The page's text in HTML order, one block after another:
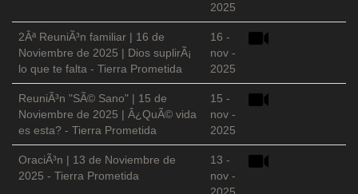
2025
2Âª ReuniÃ³n familiar | 16 de
Noviembre de 2025 | Dios suplirÃ¡
lo que te falta - Tierra Prometida
16 -
nov -
2025
ReuniÃ³n "SÃ© Sano" | 15 de
Noviembre de 2025 | Â¿QuÃ© vida
es esta? - Tierra Prometida
15 -
nov -
2025
OraciÃ³n | 13 de Noviembre de
2025 - Tierra Prometida
13 -
nov -